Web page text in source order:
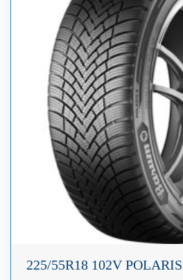
225/55R18 102V